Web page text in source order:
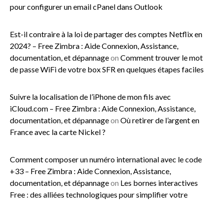
pour configurer un email cPanel dans Outlook
Est-il contraire à la loi de partager des comptes Netflix en
2024? – Free Zimbra : Aide Connexion, Assistance,
documentation, et dépannageon Comment trouver le mot
de passe WiFi de votre box SFR en quelques étapes faciles
Suivre la localisation de l’iPhone de mon fils avec
iCloud.com – Free Zimbra : Aide Connexion, Assistance,
documentation, et dépannageon Où retirer de l’argent en
France avec la carte Nickel ?
Comment composer un numéro international avec le code
+33 – Free Zimbra : Aide Connexion, Assistance,
documentation, et dépannageon Les bornes interactives
Free : des alliées technologiques pour simplifier votre